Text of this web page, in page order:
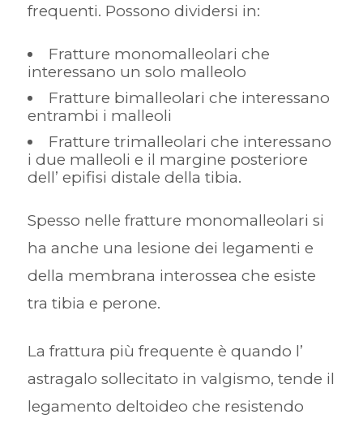
frequenti. Possono dividersi in:
Fratture monomalleolari che
interessano un solo malleolo
Fratture bimalleolari che interessano
entrambi i malleoli
Fratture trimalleolari che interessano
i due malleoli e il margine posteriore
dell’ epifisi distale della tibia.
Spesso nelle fratture monomalleolari si
ha anche una lesione dei legamenti e
della membrana interossea che esiste
tra tibia e perone.
La frattura più frequente è quando l’
astragalo sollecitato in valgismo, tende il
legamento deltoideo che resistendo